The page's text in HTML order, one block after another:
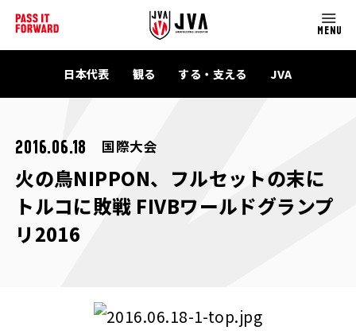
MENU
日本代表 観る する・支える JVA
2016.06.18 国際大会
火の鳥NIPPON、フルセットの末に
トルコに敗戦 FIVBワールドグランプ
リ2016